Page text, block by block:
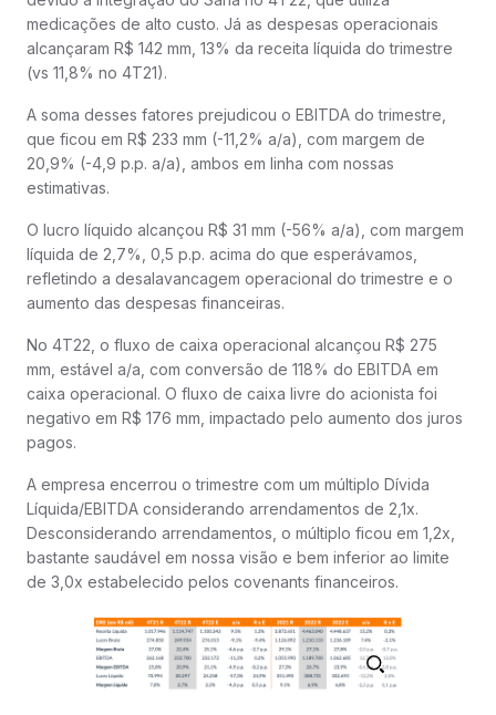
medicações de alto custo. Já as despesas operacionais
alcançaram R$ 142 mm, 13% da receita líquida do trimestre
(vs 11,8% no 4T21).
A soma desses fatores prejudicou o EBITDA do trimestre,
que ficou em R$ 233 mm (-11,2% a/a), com margem de
20,9% (-4,9 p.p. a/a), ambos em linha com nossas
estimativas.
O lucro líquido alcançou R$ 31 mm (-56% a/a), com margem
líquida de 2,7%, 0,5 p.p. acima do que esperávamos,
refletindo a desalavancagem operacional do trimestre e o
aumento das despesas financeiras.
No 4T22, o fluxo de caixa operacional alcançou R$ 275
mm, estável a/a, com conversão de 118% do EBITDA em
caixa operacional. O fluxo de caixa livre do acionista foi
negativo em R$ 176 mm, impactado pelo aumento dos juros
pagos.
A empresa encerrou o trimestre com um múltiplo Dívida
Líquida/EBITDA considerando arrendamentos de 2,1x.
Desconsiderando arrendamentos, o múltiplo ficou em 1,2x,
bastante saudável em nossa visão e bem inferior ao limite
de 3,0x estabelecido pelos covenants financeiros.